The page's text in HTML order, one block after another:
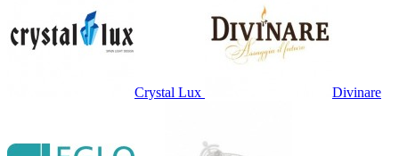
Crystal Lux Divinare